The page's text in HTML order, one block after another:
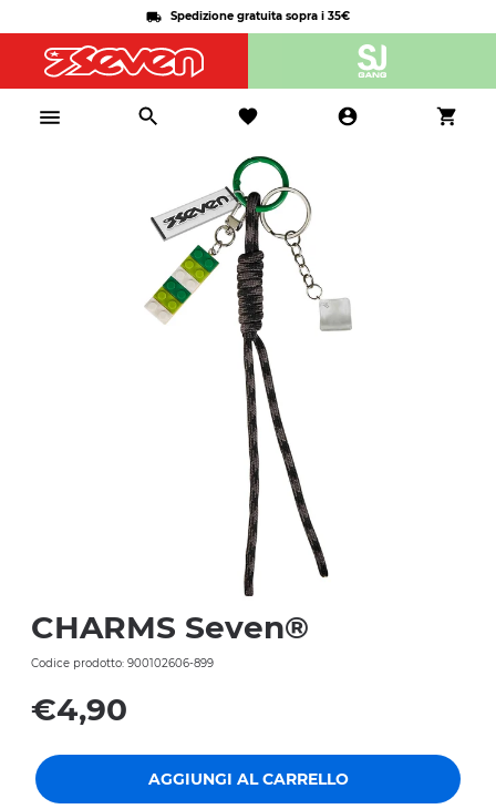
Spedizione gratuita sopra i 35€
CHARMS Seven®
Codice prodotto: 900102606-899
€4,90
AGGIUNGI AL CARRELLO